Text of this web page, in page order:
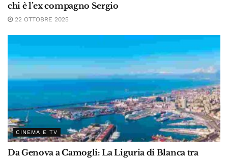
chi è l’ex compagno Sergio
22 OTTOBRE 2025
CINEMA E TV
Da Genova a Camogli: La Liguria di Blanca tra